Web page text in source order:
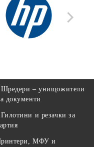
Шредери – унищожители
документи
Гилотини и резачки за
МФУ и